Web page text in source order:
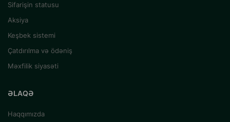
Sifarişin statusu
Aksiya
Keşbek sistemi
Çatdırılma və ödəniş
Məxfilik siyasəti
ƏLAQƏ
Haqqımızda